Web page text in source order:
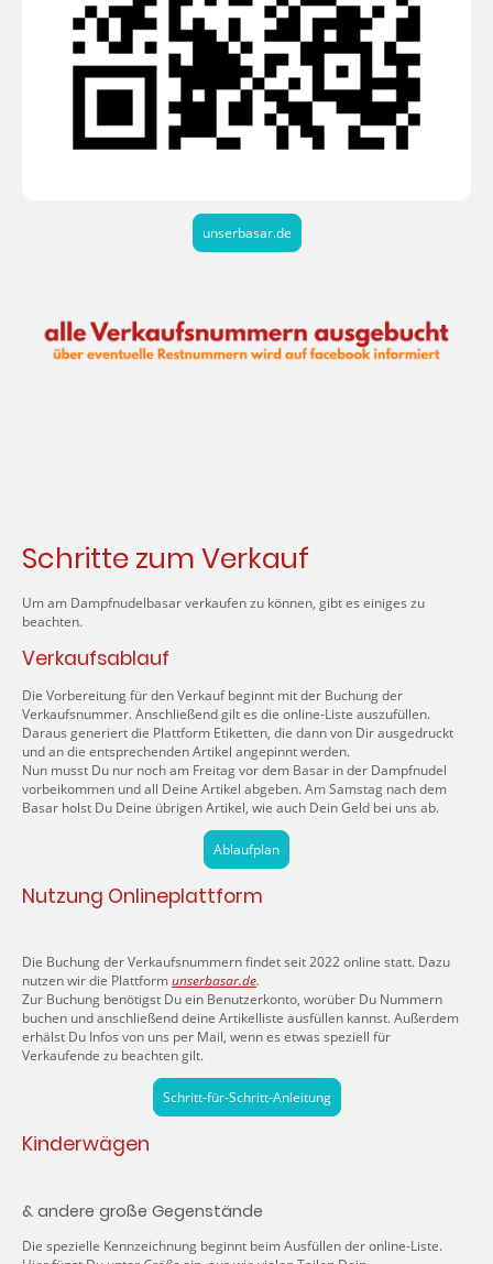
unserbasar.de
Schritte zum Verkauf
Um am Dampfnudelbasar verkaufen zu können, gibt es einiges zu
beachten.
Verkaufsablauf
Die Vorbereitung für den Verkauf beginnt mit der Buchung der
Verkaufsnummer. Anschließend gilt es die online-Liste auszufüllen.
Daraus generiert die Plattform Etiketten, die dann von Dir ausgedruckt
und an die entsprechenden Artikel angepinnt werden.
Nun musst Du nur noch am Freitag vor dem Basar in der Dampfnudel
vorbeikommen und all Deine Artikel abgeben. Am Samstag nach dem
Basar holst Du Deine übrigen Artikel, wie auch Dein Geld bei uns ab.
Ablaufplan
Nutzung Onlineplattform
Die Buchung der Verkaufsnummern findet seit 2022 online statt. Dazu
nutzen wir die Plattformunserbasar.de.
Zur Buchung benötigst Du ein Benutzerkonto, worüber Du Nummern
buchen und anschließend deine Artikelliste ausfüllen kannst. Außerdem
erhälst Du Infos von uns per Mail, wenn es etwas speziell für
Verkaufende zu beachten gilt.
Schritt-für-Schritt-Anleitung
Kinderwägen
& andere große Gegenstände
Die spezielle Kennzeichnung beginnt beim Ausfüllen der online-Liste.